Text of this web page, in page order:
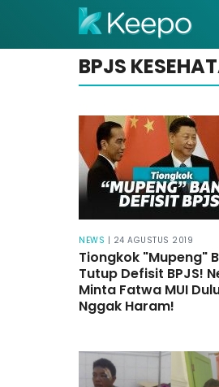
BPJS
NEWS | 24 AGUSTUS 2019
Tiongkok "Mupeng"
Tutup Defisit BPJS!
Minta Fatwa MUI
Nggak Haram!